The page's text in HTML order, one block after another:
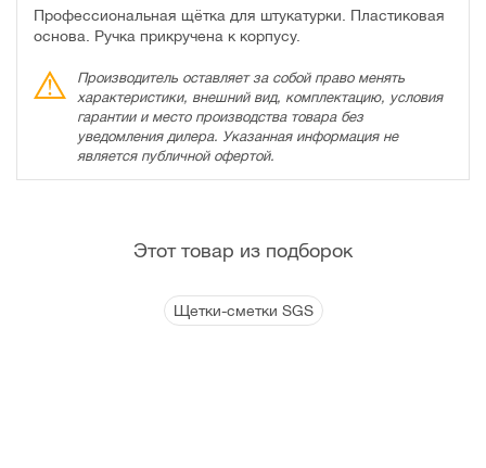
Профессиональная щётка для штукатурки. Пластиковая
основа. Ручка прикручена к корпусу.
Производитель оставляет за собой право менять
характеристики, внешний вид, комплектацию, условия
гарантии и место производства товара без
уведомления дилера. Указанная информация не
является публичной офертой.
Этот товар из подборок
Щетки-сметки SGS